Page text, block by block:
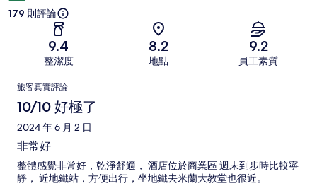
179 則評論
9.4
整潔度
8.2
地點
9.2
員工素質
評
論
旅客真實評論
10/10 好極了
2024 年 6 月 2 日
非常好
整體感覺非常好，乾淨舒適， 酒店位於商業區 週末到步時比較寧
靜， 近地鐵站，方便出行，坐地鐵去米蘭大教堂也很近。